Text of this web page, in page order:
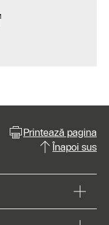
Printează pagina
Înapoi sus